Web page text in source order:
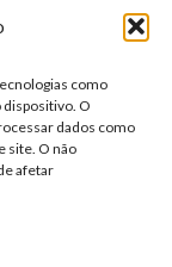
como
O
dados como
site. O não
afetar
Premiações e honrarias: